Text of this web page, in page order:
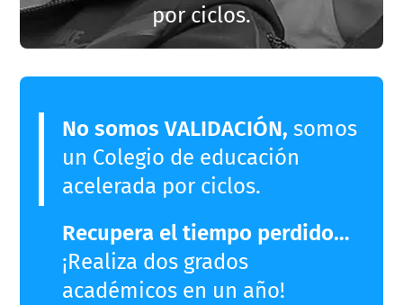
por ciclos.
No somos VALIDACIÓN, somos
un Colegio de educación
acelerada por ciclos.
Recupera el tiempo perdido…
¡Realiza dos grados
académicos en un año!